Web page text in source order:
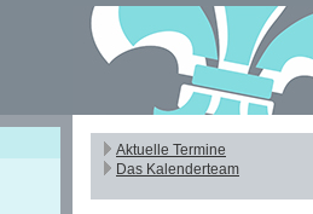
Aktuelle Termine
Das Kalenderteam